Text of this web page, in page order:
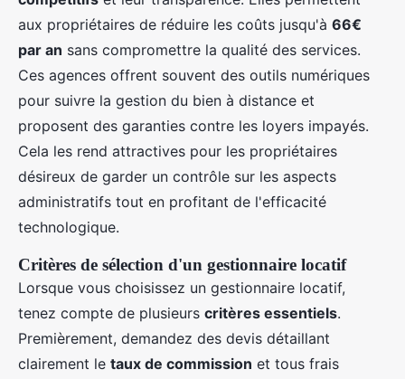
aux propriétaires de réduire les coûts jusqu'à 66€
par an sans compromettre la qualité des services.
Ces agences offrent souvent des outils numériques
pour suivre la gestion du bien à distance et
proposent des garanties contre les loyers impayés.
Cela les rend attractives pour les propriétaires
désireux de garder un contrôle sur les aspects
administratifs tout en profitant de l'efficacité
technologique.
Critères de sélection d'un gestionnaire locatif
Lorsque vous choisissez un gestionnaire locatif,
tenez compte de plusieurs critères essentiels.
Premièrement, demandez des devis détaillant
clairement le taux de commission et tous frais